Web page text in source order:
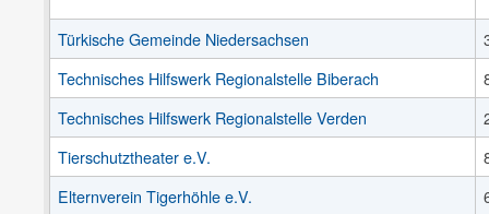
Türkische Gemeinde Niedersachsen
Technisches Hilfswerk Regionalstelle Biberach
Technisches Hilfswerk Regionalstelle Verden
Tierschutztheater e.V.
Elternverein Tigerhöhle e.V.